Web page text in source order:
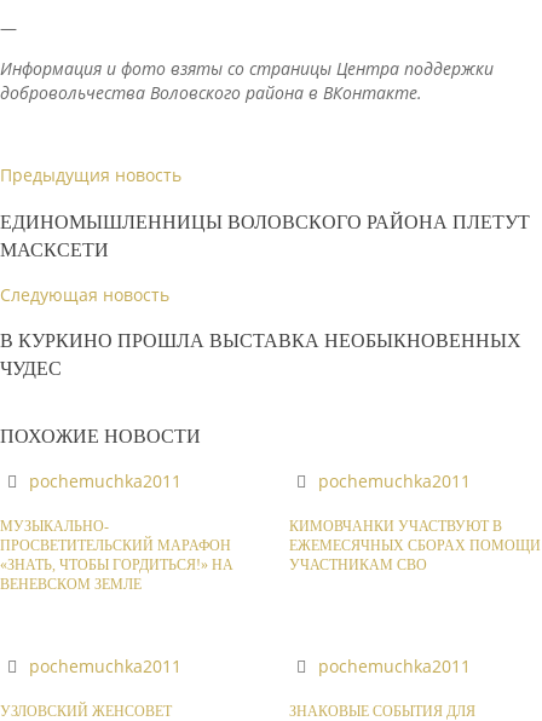
—
Информация и фото взяты со страницы Центра поддержки
добровольчества Воловского района в ВКонтакте.
Предыдущия новость
ЕДИНОМЫШЛЕННИЦЫ ВОЛОВСКОГО РАЙОНА ПЛЕТУТ
МАСКСЕТИ
Следующая новость
В КУРКИНО ПРОШЛА ВЫСТАВКА НЕОБЫКНОВЕННЫХ
ЧУДЕС
ПОХОЖИЕ НОВОСТИ
pochemuchka2011
МУЗЫКАЛЬНО-
ПРОСВЕТИТЕЛЬСКИЙ МАРАФОН
«ЗНАТЬ, ЧТОБЫ ГОРДИТЬСЯ!» НА
ВЕНЕВСКОМ ЗЕМЛЕ
pochemuchka2011
КИМОВЧАНКИ УЧАСТВУЮТ В
ЕЖЕМЕСЯЧНЫХ СБОРАХ ПОМОЩИ
УЧАСТНИКАМ СВО
pochemuchka2011
УЗЛОВСКИЙ ЖЕНСОВЕТ
pochemuchka2011
ЗНАКОВЫЕ СОБЫТИЯ ДЛЯ